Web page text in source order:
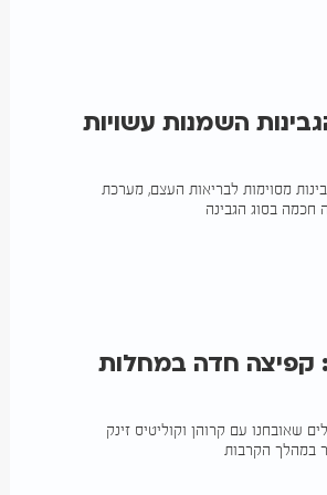
השמנות עשויות
מסוימות לבריאות העצם, מערכת
חכמה בסוג הגבינה
קפיצה חדה במחלות
שאובחנו עם קרוהן וקוליטיס זינק